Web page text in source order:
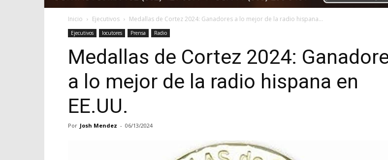
Inicio Ejecutivos Medallas de Cortez 2024: Ganadores a lo mejor de la radio hispana...
Ejecutivos locutores Prensa Radio
Medallas de Cortez 2024:
a lo mejor de la radio hispana en
EE.UU.
Por Josh Mendez - 06/13/2024